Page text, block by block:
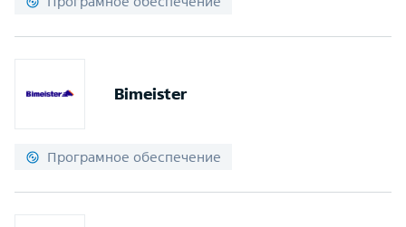
Bimeister
Програмное обеспечение